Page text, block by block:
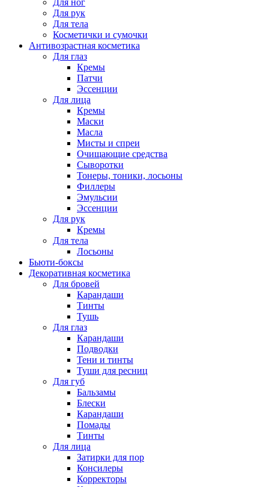
Для ног
Для рук
Для тела
Косметички и сумочки
Антивозрастная косметика
Для глаз
Кремы
Патчи
Эссенции
Для лица
Кремы
Маски
Масла
Мисты и спреи
Очищающие средства
Сыворотки
Тонеры, тоники, лосьоны
Филлеры
Эмульсии
Эссенции
Для рук
Кремы
Для тела
Лосьоны
Бьюти-боксы
Декоративная косметика
Для бровей
Карандаши
Тинты
Тушь
Для глаз
Карандаши
Подводки
Тени и тинты
Туши для ресниц
Для губ
Бальзамы
Блески
Карандаши
Помады
Тинты
Для лица
Затирки для пор
Консилеры
Корректоры